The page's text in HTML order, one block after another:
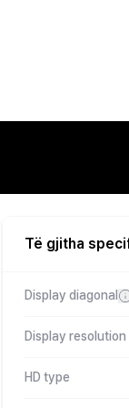
Të gjitha
Display diagonal
Display resolution
HD type